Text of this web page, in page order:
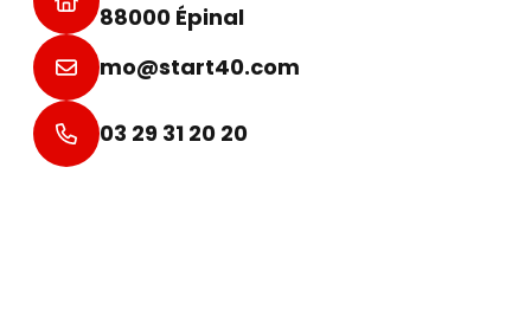
88000 Épinal
mo@start40.com
03 29 31 20 20